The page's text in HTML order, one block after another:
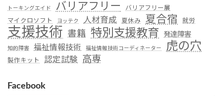
トーキングエイド バリアフリー バリアフリー展
マイクロソフト ヨッテク 人材育成 夏休み 夏合宿 就労
支援技術 書籍 特別支援教育 発達障害
知的障害 福祉情報技術 福祉情報技術コーディネーター 虎の穴
製作キット 認定試験 高専
Facebook